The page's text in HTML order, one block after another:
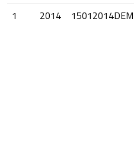
1
2014 15012014DEM